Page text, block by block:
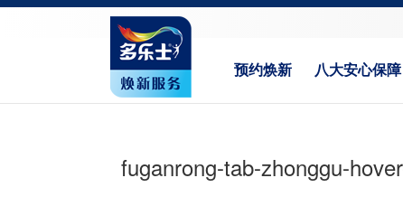
预约焕新 八大安心保障
fuganrong-tab-zhonggu-